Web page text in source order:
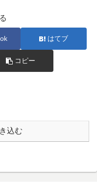
はてブ
コピー
込む